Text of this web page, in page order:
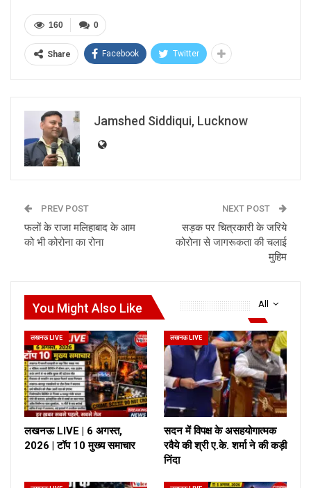
0
160
Share Facebook Twitter
Jamshed Siddiqui, Lucknow
PREV POST
फलों के राजा मलिहाबाद के आम
को भी कोरोना का रोना
NEXT POST
सड़क पर चित्रकारी के जरिये
कोरोना से जागरूकता की चलाई
मुहिम
All
You Might Also Like
लखनऊ LIVE
लखनऊ LIVE | 6 अगस्त,
2026 | टॉप 10 मुख्य समाचार
लखनऊ LIVE
सदन में विपक्ष के असहयोगात्मक
रवैये की श्री ए.के. शर्मा ने की कड़ी
निंदा